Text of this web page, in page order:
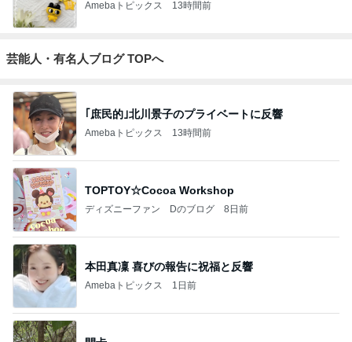
Amebaトピックス 13時間前
芸能人・有名人ブログ TOPへ
｢庶民的｣北川景子のプライベートに反響
Amebaトピックス 13時間前
TOPTOY☆Cocoa Workshop
ディズニーファン Dのブログ 8日前
本田真凜 喜びの報告に祝福と反響
Amebaトピックス 1日前